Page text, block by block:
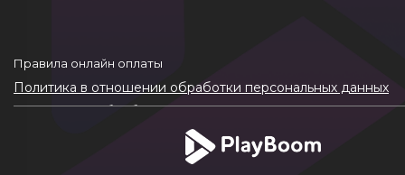
Правила онлайн оплаты
Политика в отношении обработки персональных данных
Согласие на обработку ПДн
Политика обработки файлов cookie